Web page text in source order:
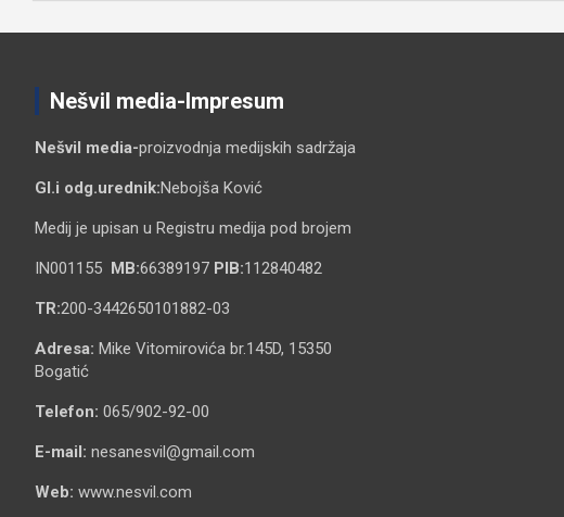
Nešvil media-Impresum
Nešvil media-proizvodnja medijskih sadržaja
Gl.i odg.urednik:Nebojša Ković
Medij je upisan u Registru medija pod brojem
IN001155 MB:66389197 PIB:112840482
TR:200-3442650101882-03
Adresa: Mike Vitomirovića br.145D, 15350
Bogatić
Telefon: 065/902-92-00
E-mail: nesanesvil@gmail.com
Web: www.nesvil.com